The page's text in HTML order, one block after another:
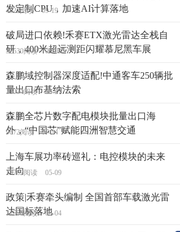
发定制CPU，加速AI计算落地
4622阅读 09-19
破局进口依赖!禾赛ETX激光雷达全栈自
研，400米超远测距闪耀慕尼黑车展
32530阅读 09-09
森鹏域控制器深度适配!中通客车250辆批
量出口布基纳法索
11034阅读 08-27
森鹏全芯片数字配电模块批量出口海
外，“中国芯”赋能四洲智慧交通
9672阅读 07-24
上海车展功率砖巡礼：电控模块的未来
走向
13762阅读 05-09
政策|禾赛牵头编制 全国首部车载激光雷
达国标落地
12558阅读 05-04